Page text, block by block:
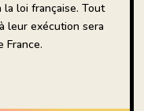
la loi française. Tout
leur exécution sera
France.